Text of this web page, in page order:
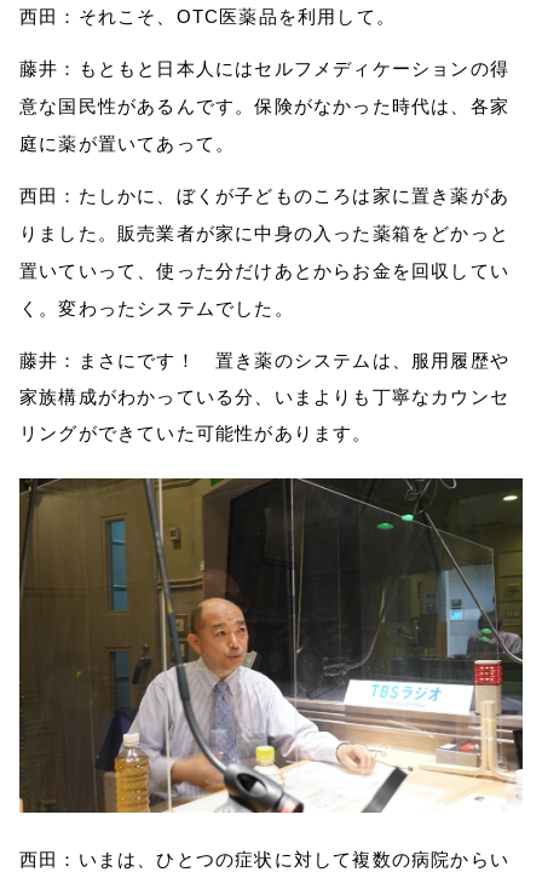
西田：それこそ、 OTC医薬品を利用して。
藤井：もともと日本 人に はセルフメディケーションの得
意な国民性があるんです。保険がなかった時代は、各家
庭に薬が置いてあって。
西田： たしかに、 ぼくが子どものころ は家に置き薬があ
りました。販売業者が家に中身の入った 薬箱 を どかっと
置いていって
、使った分だけあとからお金を回収してい
く 。変わったシステムでした。
藤井： まさにです！ 置き薬のシステムは、
服用履歴や
家族構成がわかっている分、いまよ りも丁寧な カウンセ
リングができていた可能性があります。
西田：いま は 、ひとつの症状に対して複数の病院からい